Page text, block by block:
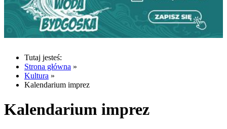
Tutaj jesteś:
Strona główna »
Kultura »
Kalendarium imprez
Kalendarium imprez